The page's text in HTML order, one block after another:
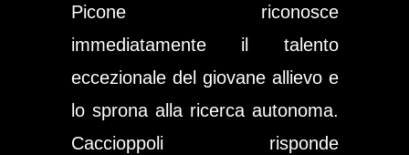
Picone riconosce
immediatamente il talento
eccezionale del giovane allievo e
lo sprona alla ricerca autonoma.
Caccioppoli risponde